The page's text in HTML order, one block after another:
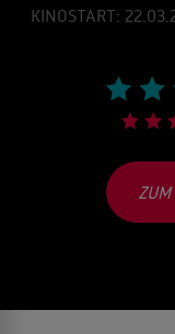
KINOSTART: